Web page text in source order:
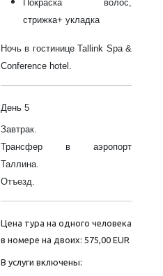
Покраска волос,
стрижка+ укладка
Ночь в гостинице Tallink Spa &
Conference hotel.
День 5
Завтрак.
Трансфер в аэропорт
Таллина.
Отъезд.
Цена тура на одного человека
в номере на двоих: 575,00 EUR
В услуги включены: